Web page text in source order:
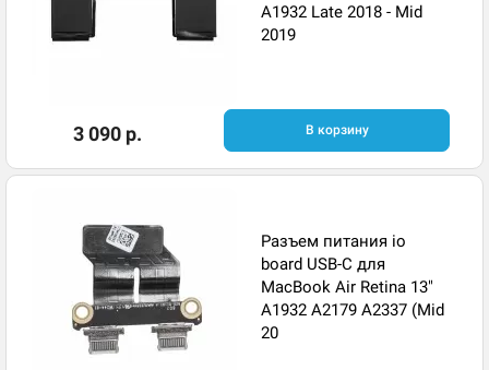
A1932 Late 2018 - Mid
2019
3 090 р. В корзину
Разъем питания io
board USB-C для
MacBook Air Retina 13"
A1932 A2179 A2337 (Mid
20